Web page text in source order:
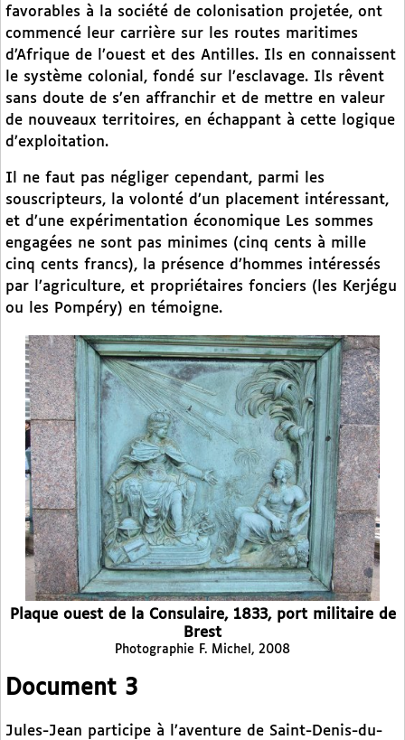
favorables à la société de colonisation projetée, ont
commencé leur carrière sur les routes maritimes
d’Afrique de l’ouest et des Antilles. Ils en connaissent
le système colonial, fondé sur l’esclavage. Ils rêvent
sans doute de s’en affranchir et de mettre en valeur
de nouveaux territoires, en échappant à cette logique
d’exploitation.
Il ne faut pas négliger cependant, parmi les
souscripteurs, la volonté d’un placement intéressant,
et d’une expérimentation économique Les sommes
engagées ne sont pas minimes (cinq cents à mille
cinq cents francs), la présence d’hommes intéressés
par l’agriculture, et propriétaires fonciers (les Kerjégu
ou les Pompéry) en témoigne.
Plaque ouest de la Consulaire, 1833, port militaire de
Brest
Photographie F. Michel, 2008
Document 3
Jules-Jean participe à l’aventure de Saint-Denis-du-